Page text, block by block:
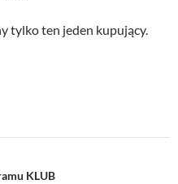
tylko ten jeden kupujący.
KLUB